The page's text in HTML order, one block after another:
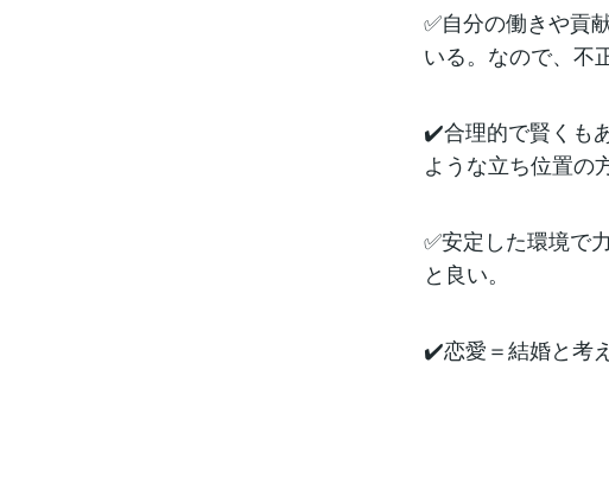
✅自分の働きや貢
いる。なので、不
✔️合理的で賢くも
ような立ち位置の
✅安定した環境で
と良い。
✔️恋愛＝結婚と考